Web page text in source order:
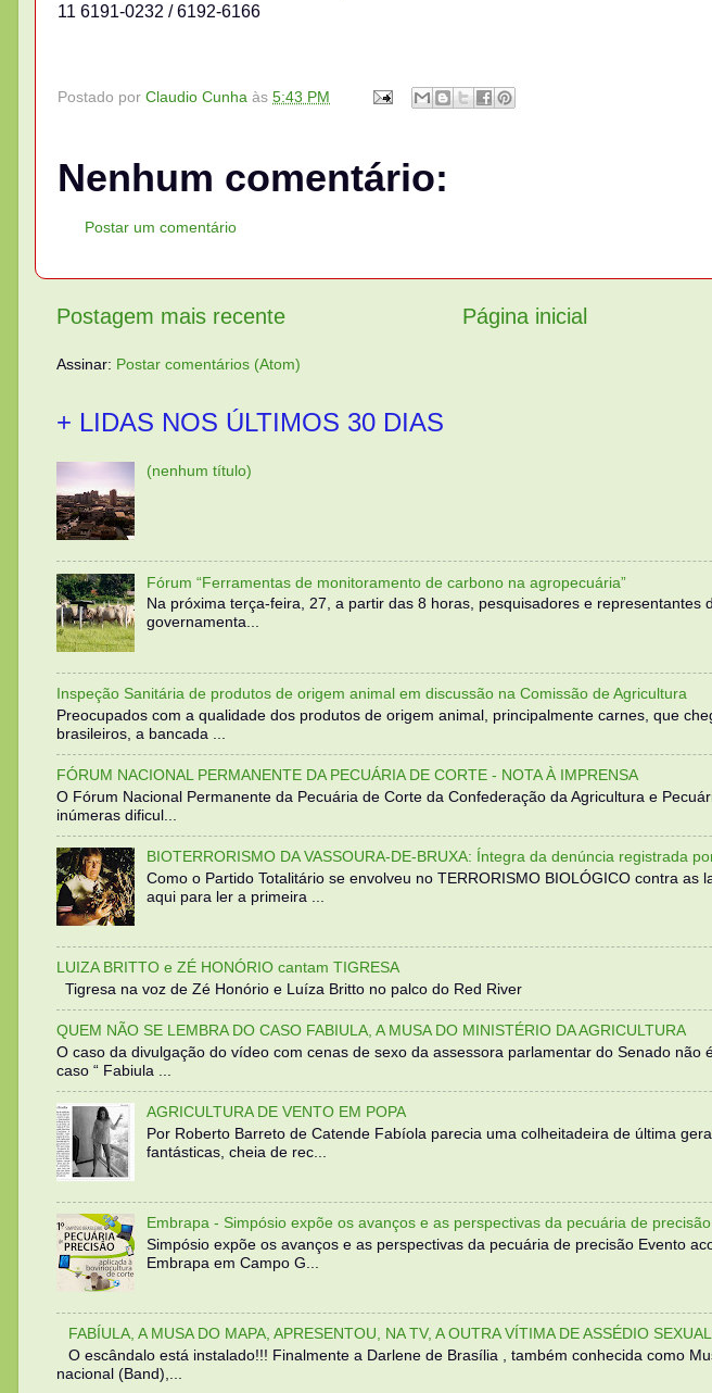
11 6191-0232 / 6192-6166
Postado por Claudio Cunha às 5:43 PM
Nenhum comentário:
Postar um comentário
Postagem mais recente Página inicial
Assinar: Postar comentários (Atom)
+ LIDAS NOS ÚLTIMOS 30 DIAS
(nenhum título)
Fórum “Ferramentas de monitoramento de carbono na agropecuária”
Na próxima terça-feira, 27, a partir das 8 horas, pesquisadores e representantes
governamenta...
Inspeção Sanitária de produtos de origem animal em discussão na Comissão de Agricultura
Preocupados com a qualidade dos produtos de origem animal, principalmente carnes, que
brasileiros, a bancada ...
FÓRUM NACIONAL PERMANENTE DA PECUÁRIA DE CORTE - NOTA À IMPRENSA
O Fórum Nacional Permanente da Pecuária de Corte da Confederação da Agricultura e
inúmeras dificul...
BIOTERRORISMO DA VASSOURA-DE-BRUXA: Íntegra da denúncia registrada
Como o Partido Totalitário se envolveu no TERRORISMO BIOLÓGICO contra as
aqui para ler a primeira ...
LUIZA BRITTO e ZÉ HONÓRIO cantam TIGRESA
Tigresa na voz de Zé Honório e Luíza Britto no palco do Red River
QUEM NÃO SE LEMBRA DO CASO FABIULA, A MUSA DO MINISTÉRIO DA AGRICULTURA
O caso da divulgação do vídeo com cenas de sexo da assessora parlamentar do Senado não
caso “ Fabiula ...
AGRICULTURA DE VENTO EM POPA
Por Roberto Barreto de Catende Fabíola parecia uma colheitadeira de última
fantásticas, cheia de rec...
Embrapa - Simpósio expõe os avanços e as perspectivas da pecuária de precisão
Simpósio expõe os avanços e as perspectivas da pecuária de precisão Evento
Embrapa em Campo G...
FABÍULA, A MUSA DO MAPA, APRESENTOU, NA TV, A OUTRA VÍTIMA DE ASSÉDIO
O escândalo está instalado!!! Finalmente a Darlene de Brasília , também conhecida como
nacional (Band),...